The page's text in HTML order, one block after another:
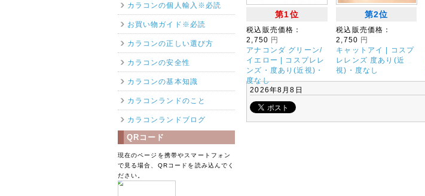
第1位
税込販売価格：
2,750 円
アナコンダ グリーン/
イエロー | コスプレレ
ンズ・度あり(近視)・
度なし
第2位
税込販売価格：
2,750 円
キャットアイ | コスプ
レレンズ 度あり(近
視)・度なし
2026年8月8日
カラコンの個人輸入※必読
お買い物ガイド※必読
カラコンの正しい選び方
カラコンの安全性
カラコンの基本知識
カラコンランドのこと
カラコンランドブログ
QRコード
現在のページを携帯やスマートフォン
で見る場合、QRコードを読み込んでく
ださい。